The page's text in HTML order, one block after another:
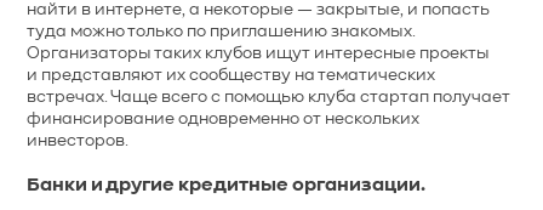
найти в интернете, а некоторые — закрытые, и попасть
туда можно только по приглашению знакомых.
Организаторы таких клубов ищут интересные проекты
и представляют их сообществу на тематических
встречах. Чаще всего с помощью клуба стартап получает
финансирование одновременно от нескольких
инвесторов.
Банки и другие кредитные организации.